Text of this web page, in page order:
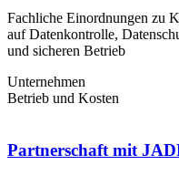
Fachliche Einordnungen zu
auf Datenkontrolle,
und sicheren Betrieb
Unternehmen
Betrieb und Kosten
Partnerschaft mit